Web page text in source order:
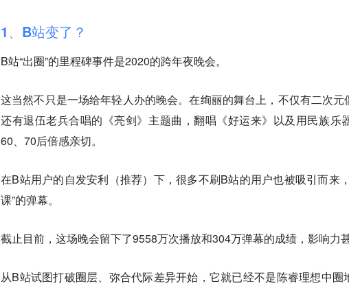
1、B站变了？
B站“出圈”的里程碑事件是2020的跨年夜晚会。
这当然不只是一场给年轻人办的晚会。在绚丽的舞台上，不仅有二次
还有退伍老兵合唱的《亮剑》主题曲，翻唱《好运来》以及用民族乐
60、70后倍感亲切。
在B站用户的自发安利（推荐）下，很多不刷B站的用户也被吸引而来
课”的弹幕。
截止目前，这场晚会留下了9558万次播放和304万弹幕的成绩，影响力
从B站试图打破圈层、弥合代际差异开始，它就已经不是陈睿理想中圈